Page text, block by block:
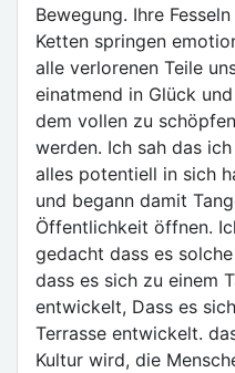
Bewegung. Ihre
Ketten springen
alle verlorenen Teile
einatmend in Glück
dem vollen zu
werden. Ich sah das
alles potentiell in sich
und begann damit
Öffentlichkeit öffnen.
gedacht dass es
dass es sich zu einem
entwickelt, Dass es
Terrasse entwickelt.
Kultur wird, die